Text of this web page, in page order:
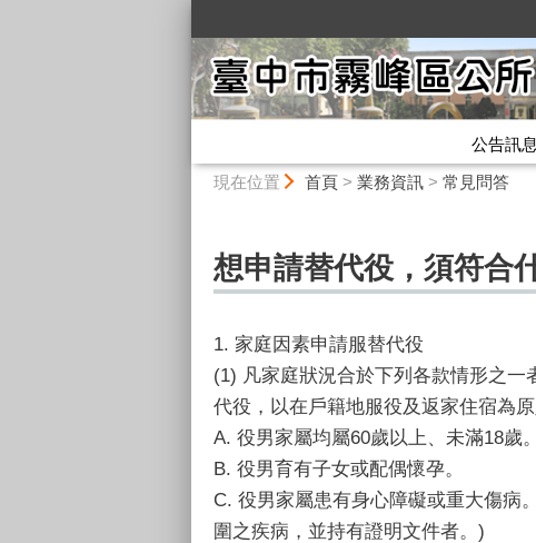
公告訊息
現在位置 首頁> 業務資訊> 常見問答
想申請替代役，須符合
1. 家庭因素申請服替代役
(1) 凡家庭狀況合於下列各款情形之
代役，以在戶籍地服役及返家住宿為原
A. 役男家屬均屬60歲以上、未滿18歲
B. 役男育有子女或配偶懷孕。
C. 役男家屬患有身心障礙或重大傷病
圍之疾病，並持有證明文件者。)